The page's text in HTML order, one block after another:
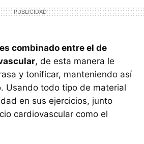
es combinado entre el de
, de esta manera le
y tonificar, manteniendo así
Usando todo tipo de material
en sus ejercicios, junto
cardiovascular como el